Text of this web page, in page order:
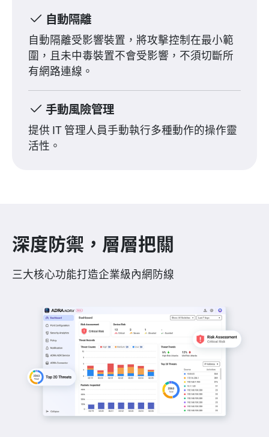
自動隔離
自動隔離受影響裝置，將攻擊控制在最小範
圍，且未中毒裝置不會受影響，不須切斷所
有網路連線。
手動風險管理
提供 IT 管理人員手動執行多種動作的操作靈
活性。
深度防禦，層層把關
三大核心功能打造企業級內網防線